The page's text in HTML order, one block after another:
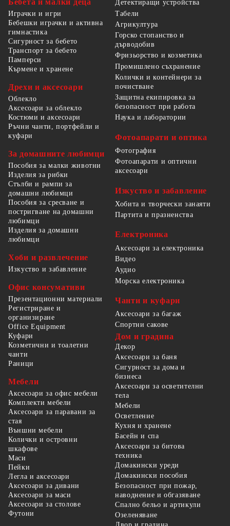
Играчки и игри
Бебешки играчки и активна
гимнастика
Сигурност за бебето
Транспорт за бебето
Памперси
Кърмене и хранене
Дрехи и аксесоари
Облекло
Аксесоари за облекло
Костюми и аксесоари
Ръчни чанти, портфейли и
куфари
За домашните любимци
Пособия за малки животни
Изделия за рибки
Стълби и рампи за
домашни любимци
Пособия за сресване и
постригване на домашни
любимци
Изделия за домашни
любимци
Хоби и развлечение
Изкуство и забавление
Офис консумативи
Презентационни материали
Регистриране и
организиране
Office Equipment
Детектиращи устройства
Табели
Агрикултура
Горско стопанство и
дърводобив
Фризьорство и козметика
Промишлено съхранение
Колички и контейнери за
почистване
Защитна екипировка за
безопасност при работа
Наука и лаборатории
Фотоапарати и оптика
Фотография
Фотоапарати и оптични
аксесоари
Изкуство и забавление
Хобита и творчески занаяти
Партита и празненства
Електроника
Аксесоари за електроника
Видео
Аудио
Морска електроника
Чанти и куфари
Аксесоари за багаж
Спортни сакове
Куфари
Козметични и тоалетни
чанти
Раници
Мебели
Аксесоари за офис мебели
Комплекти мебели
Аксесоари за паравани за
стая
Външни мебели
Колички и островни
шкафове
Маси
Пейки
Легла и аксесоари
Аксесоари за дивани
Аксесоари за маси
Аксесоари за столове
Футони
Дом и градина
Декор
Аксесоари за баня
Сигурност за дома и
бизнеса
Аксесоари за осветителни
тела
Мебели
Осветление
Кухня и хранене
Басейн и спа
Аксесоари за битова
техника
Домакински уреди
Домакински пособия
Безопасност при пожар,
наводнение и обгазяване
Спално бельо и артикули
Озеленяване